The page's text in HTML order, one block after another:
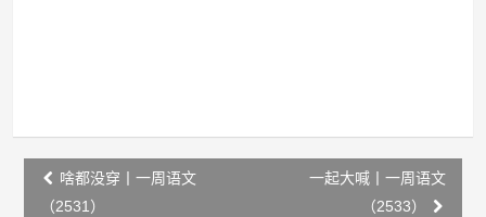
Post
navigation
啥都没穿丨一周语文
（2531）
一起大喊丨一周语文
（2533）